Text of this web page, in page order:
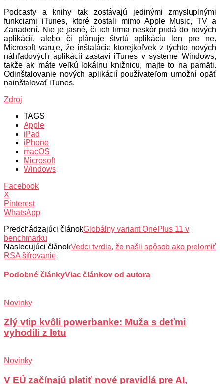
Podcasty a knihy tak zostávajú jedinými zmysluplnými
funkciami iTunes, ktoré zostali mimo Apple Music, TV a
Zariadení. Nie je jasné, či ich firma neskôr pridá do nových
aplikácií, alebo či plánuje štvrtú aplikáciu len pre ne.
Microsoft varuje, že inštalácia ktorejkoľvek z týchto nových
náhľadových aplikácií zastaví iTunes v systéme Windows,
takže ak máte veľkú lokálnu knižnicu, majte to na pamäti.
Odinštalovanie nových aplikácií používateľom umožní opäť
nainštalovať iTunes.
Zdroj
TAGS
Apple
iPad
iPhone
macOS
Microsoft
Windows
Facebook
X
Pinterest
WhatsApp
Predchádzajúci článokGlobálny variant OnePlus 11 v
benchmarku
Nasledujúci článokVedci tvrdia, že našli spôsob ako prelomiť
RSA šifrovanie
Podobné článkyViac článkov od autora
Novinky
Zlý vtip kvôli powerbanke: Muža s deťmi
vyhodili z letu
Novinky
V EÚ začínajú platiť nové pravidlá pre AI,